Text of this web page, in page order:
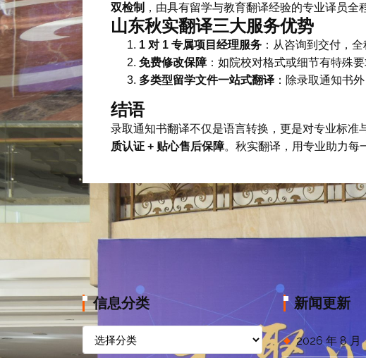
双检制 ，由具有留学与教育翻译经验的专业译员全
山东秋实翻译三大服务优势
1 对 1 专属项目经理服务 ：从咨询到交付，
免费修改保障：如院校对格式或细节有特殊
多类型留学文件一站式翻译 ：除录取通知书
结语
录取通知书翻译不仅是语言转换，更是对专业标
质认证 + 贴心售后保障。秋实翻译，用专业助力每
信息分类
信
息
新闻更新
2026 年 8 月